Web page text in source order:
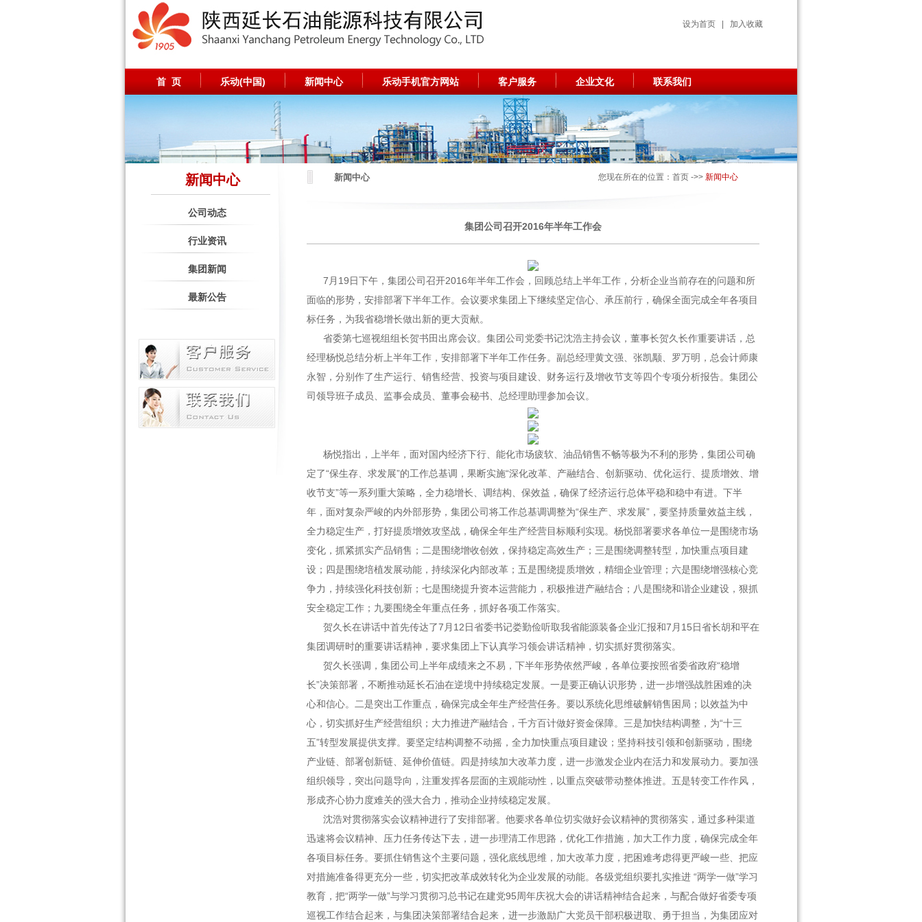
设为首页 加入收藏
首 页 乐动(中国) 新闻中心 乐动手机官方网站 客户服务 企业文化 联系我们
新闻中心
公司动态
行业资讯
集团新闻
最新公告
新闻中心 您现在所在的位置：首页 ->> 新闻中心
集团公司召开2016年半年工作会
7月19日下午，集团公司召开2016年半年工作会，回顾总结上半年工作，分析企业当前存在的问题和所
面临的形势，安排部署下半年工作。会议要求集团上下继续坚定信心、承压前行，确保全面完成全年各项目
标任务，为我省稳增长做出新的更大贡献。
省委第七巡视组组长贺书田出席会议。集团公司党委书记沈浩主持会议，董事长贺久长作重要讲话，总
经理杨悦总结分析上半年工作，安排部署下半年工作任务。副总经理黄文强、张凯颙、罗万明，总会计师康
永智，分别作了生产运行、销售经营、投资与项目建设、财务运行及增收节支等四个专项分析报告。集团公
司领导班子成员、监事会成员、董事会秘书、总经理助理参加会议。
杨悦指出，上半年，面对国内经济下行、能化市场疲软、油品销售不畅等极为不利的形势，集团公司确
定了“保生存、求发展”的工作总基调，果断实施“深化改革、产融结合、创新驱动、优化运行、提质增效、增
收节支”等一系列重大策略，全力稳增长、调结构、保效益，确保了经济运行总体平稳和稳中有进。下半
年，面对复杂严峻的内外部形势，集团公司将工作总基调调整为“保生产、求发展”，要坚持质量效益主线，
全力稳定生产，打好提质增效攻坚战，确保全年生产经营目标顺利实现。杨悦部署要求各单位一是围绕市场
变化，抓紧抓实产品销售；二是围绕增收创效，保持稳定高效生产；三是围绕调整转型，加快重点项目建
设；四是围绕培植发展动能，持续深化内部改革；五是围绕提质增效，精细企业管理；六是围绕增强核心竞
争力，持续强化科技创新；七是围绕提升资本运营能力，积极推进产融结合；八是围绕和谐企业建设，狠抓
安全稳定工作；九要围绕全年重点任务，抓好各项工作落实。
贺久长在讲话中首先传达了7月12日省委书记娄勤俭听取我省能源装备企业汇报和7月15日省长胡和平在
集团调研时的重要讲话精神，要求集团上下认真学习领会讲话精神，切实抓好贯彻落实。
贺久长强调，集团公司上半年成绩来之不易，下半年形势依然严峻，各单位要按照省委省政府“稳增
长”决策部署，不断推动延长石油在逆境中持续稳定发展。一是要正确认识形势，进一步增强战胜困难的决
心和信心。二是突出工作重点，确保完成全年生产经营任务。要以系统化思维破解销售困局；以效益为中
心，切实抓好生产经营组织；大力推进产融结合 ，千方百计做好资金保障。三是加快结构调整，为“十三
五”转型发展提供支撑。要坚定结构调整不动摇，全力加快重点项目建设；坚持科技引领和创新驱动，围绕
产业链、部署创新链、延伸价值链。四是持续加大改革力度，进一步激发企业内在活力和发展动力。要加强
组织领导，突出问题导向，注重发挥各层面的主观能动性，以重点突破带动整体推进。五是转变工作作风，
形成齐心协力度难关的强大合力，推动企业持续稳定发展。
沈浩对贯彻落实会议精神进行了安排部署。他要求各单位切实做好会议精神的贯彻落实，通过多种渠道
迅速将会议精神、压力任务传达下去，进一步理清工作思路，优化工作措施，加大工作力度，确保完成全年
各项目标任务。要抓住销售这个主要问题，强化底线思维，加大改革力度，把困难考虑得更严峻一些、 把应
对措施准备得更充分一些，切实把改革成效转化为企业发展的动能。各级党组织要扎实推进 “两学一做”学习
教育，把“两学一做”与学习贯彻习总书记在建党95周年庆祝大会的讲话精神结合起来，与配合做好省委专项
巡视工作结合起来，与集团决策部署结合起来，进一步激励广大党员干部积极进取、勇于担当，为集团应对